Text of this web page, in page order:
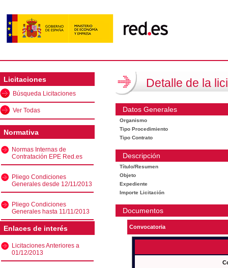
Licitaciones
Búsqueda Licitaciones
Ver Todas
Normativa
Normas Internas de
Contratación EPE Red.es
Pliego Condiciones
Generales desde 12/11/2013
Pliego Condiciones
Generales hasta 11/11/2013
Enlaces de interés
Licitaciones Anteriores a
01/12/2013
Detalle de la
Datos Generales
Organismo
Tipo Procedimiento
Tipo Contrato
Descripción
Título/Resumen
Objeto
Expediente
Importe Licitación
Documentos
Convocatoria